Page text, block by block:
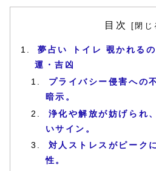
目次
夢占い トイレ 覗かれる
運・吉凶
プライバシー侵害への
暗示。
浄化や解放が妨げられ
いサイン。
対人ストレスがピーク
性。